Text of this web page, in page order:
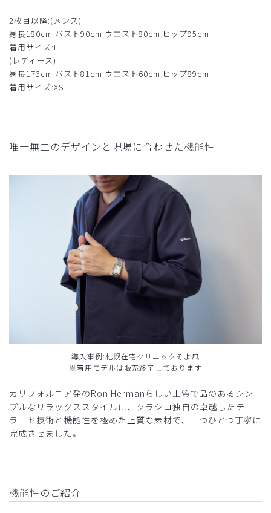
2枚目以降:(メンズ)
身長180cm バスト90cm ウエスト80cm ヒップ95cm
着用サイズ:L
(レディース)
身長173cm バスト81cm ウエスト60cm ヒップ89cm
着用サイズ:XS
唯一無二のデザインと現場に合わせた機能性
導入事例:札幌在宅クリニックそよ風
※着用モデルは販売終了しております
カリフォルニア発のRon Hermanらしい上質で品のあるシン
プルなリラックススタイルに、クラシコ独自の卓越したテー
ラード技術と機能性を極めた上質な素材で、一つひとつ丁寧に
完成させました。
機能性のご紹介